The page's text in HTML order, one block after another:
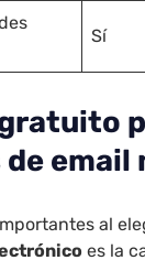
Sí
email
al
es la